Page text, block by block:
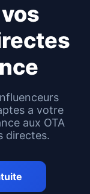
a votre
aux OTA
directes.